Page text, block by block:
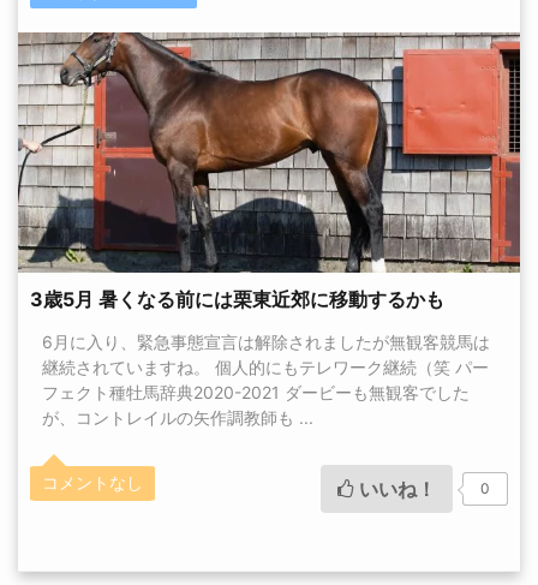
3歳5月 暑くなる前には栗東近郊に移動するかも
6月に入り、緊急事態宣言は解除されましたが無観客競馬は
継続されていますね。 個人的にもテレワーク継続（笑 パー
フェクト種牡馬辞典2020-2021 ダービーも無観客でした
が、コントレイルの矢作調教師も ...
コメントなし いいね！ 0